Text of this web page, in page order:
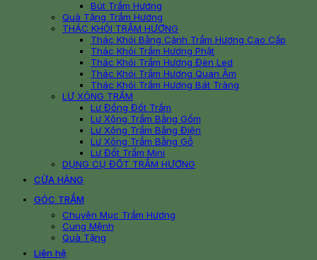
Bút Trầm Hương
Quà Tặng Trầm Hương
THÁC KHÓI TRẦM HƯƠNG
Thác Khói Bằng Cảnh Trầm Hương Cao Cấp
Thác Khói Trầm Hương Phật
Thác Khói Trầm Hương Đèn Led
Thác Khói Trầm Hương Quan Âm
Thác Khói Trầm Hương Bát Tràng
LƯ XÔNG TRẦM
Lư Đồng Đốt Trầm
Lư Xông Trầm Bằng Gốm
Lư Xông Trầm Bằng Điện
Lư Xông Trầm Bằng Gỗ
Lư Đốt Trầm Mini
DỤNG CỤ ĐỐT TRẦM HƯƠNG
CỬA HÀNG
GÓC TRẦM
Chuyên Mục Trầm Hương
Cung Mệnh
Quà Tặng
Liên hệ